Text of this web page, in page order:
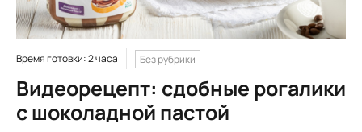
Время готовки: 2 часа Без рубрики
Видеорецепт: сдобные рогалики
с шоколадной пастой